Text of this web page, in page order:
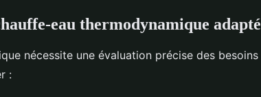
eau thermodynamique adapté
nécessite une évaluation précise des besoins
: